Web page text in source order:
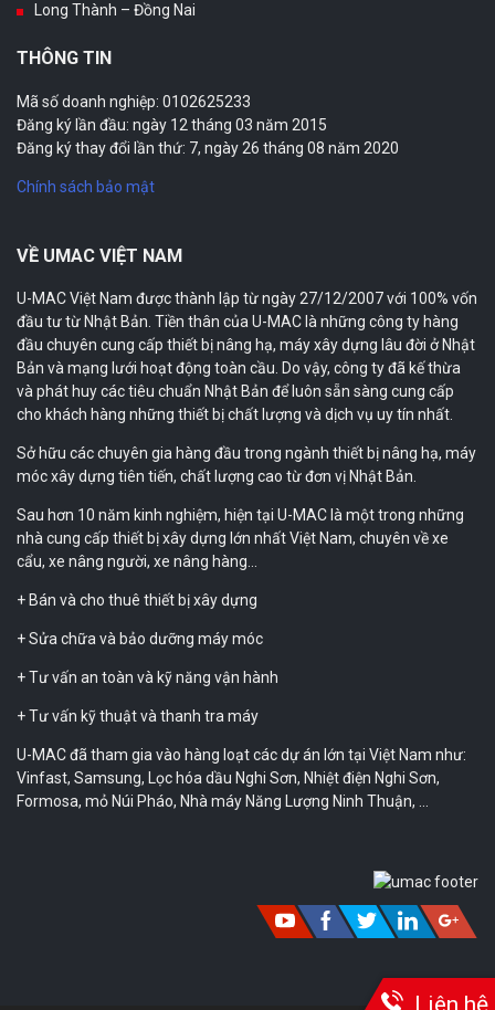
Long Thành – Đồng Nai
THÔNG TIN
Mã số doanh nghiệp: 0102625233
Đăng ký lần đầu: ngày 12 tháng 03 năm 2015
Đăng ký thay đổi lần thứ: 7, ngày 26 tháng 08 năm 2020
Chính sách bảo mật
VỀ UMAC VIỆT NAM
U-MAC Việt Nam được thành lập từ ngày 27/12/2007 với 100% vốn
đầu tư từ Nhật Bản. Tiền thân của U-MAC là những công ty hàng
đầu chuyên cung cấp thiết bị nâng hạ, máy xây dựng lâu đời ở Nhật
Bản và mạng lưới hoạt động toàn cầu. Do vậy, công ty đã kế thừa
và phát huy các tiêu chuẩn Nhật Bản để luôn sẵn sàng cung cấp
cho khách hàng những thiết bị chất lượng và dịch vụ uy tín nhất.
Sở hữu các chuyên gia hàng đầu trong ngành thiết bị nâng hạ, máy
móc xây dựng tiên tiến, chất lượng cao từ đơn vị Nhật Bản.
Sau hơn 10 năm kinh nghiệm, hiện tại U-MAC là một trong những
nhà cung cấp thiết bị xây dựng lớn nhất Việt Nam, chuyên về xe
cẩu, xe nâng người, xe nâng hàng…
+ Bán và cho thuê thiết bị xây dựng
+ Sửa chữa và bảo dưỡng máy móc
+ Tư vấn an toàn và kỹ năng vận hành
+ Tư vấn kỹ thuật và thanh tra máy
U-MAC đã tham gia vào hàng loạt các dự án lớn tại Việt Nam như:
Vinfast, Samsung, Lọc hóa dầu Nghi Sơn, Nhiệt điện Nghi Sơn,
Formosa, mỏ Núi Pháo, Nhà máy Năng Lượng Ninh Thuận, …
Liên hệ